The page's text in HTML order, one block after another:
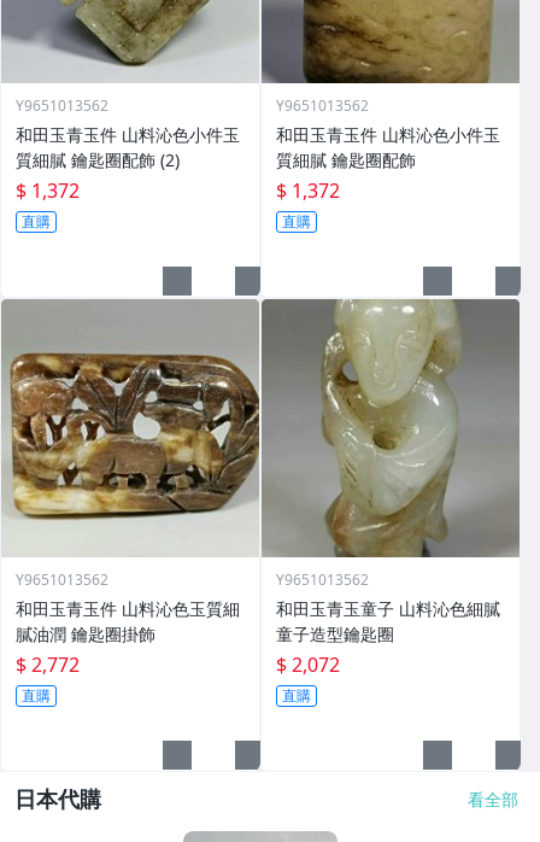
Y9651013562
和田玉青玉件 山料沁色小件玉
質細膩 鑰匙圈配飾 (2)
$ 1,372
直購
Y9651013562
和田玉青玉件 山料沁色小件玉
質細膩 鑰匙圈配飾
$ 1,372
直購
Y9651013562
和田玉青玉件 山料沁色玉質細
膩油潤 鑰匙圈掛飾
$ 2,772
直購
Y9651013562
和田玉青玉童子 山料沁色細膩
童子造型鑰匙圈
$ 2,072
直購
日本代購 看全部